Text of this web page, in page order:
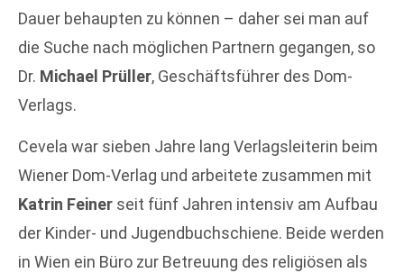
Dauer behaupten zu können – daher sei man auf
die Suche nach möglichen Partnern gegangen, so
Dr. Michael Prüller, Geschäftsführer des Dom-
Verlags.
Cevela war sieben Jahre lang Verlagsleiterin beim
Wiener Dom-Verlag und arbeitete zusammen mit
Katrin Feiner seit fünf Jahren intensiv am Aufbau
der Kinder- und Jugendbuchschiene. Beide werden
in Wien ein Büro zur Betreuung des religiösen als